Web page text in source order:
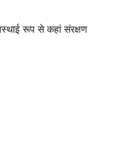
रूप से कहां संरक्षण